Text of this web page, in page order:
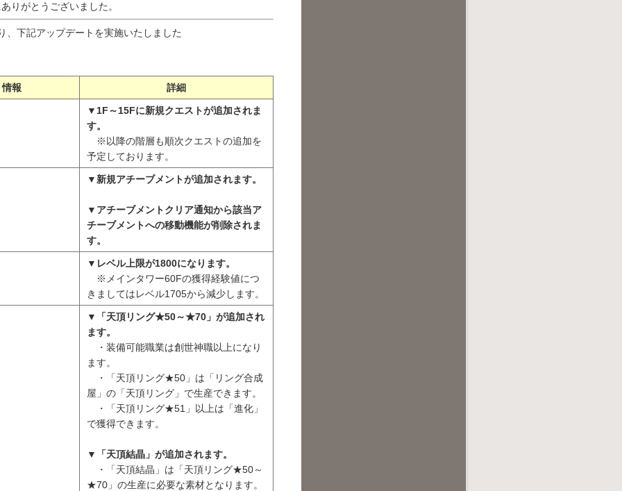
りがとうございました。
、下記アップデートを実施いたしました
報 詳細
▼1F～15Fに新規クエストが追加されま
す。
※以降の階層も順次クエストの追加を
予定しております。
▼新規アチーブメントが追加されます。
▼アチーブメントクリア通知から該当ア
チーブメントへの移動機能が削除されま
す。
▼レベル上限が1800になります。
※メインタワー60Fの獲得経験値につ
きましてはレベル1705から減少します。
▼「天頂リング★50～★70」が追加され
ます。
・装備可能職業は創世神職以上になり
ます。
・「天頂リング★50」は「リング合成
屋」の「天頂リング」で生産できます。
・「天頂リング★51」以上は「進化」
で獲得できます。
▼「天頂結晶」が追加されます。
・「天頂結晶」は「天頂リング★50～
★70」の生産に必要な素材となります。